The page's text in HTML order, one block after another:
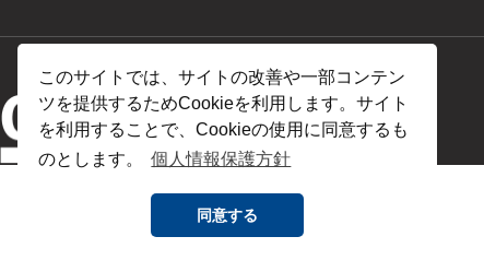
このサイトでは、サイトの改善や一部コンテン
ツを提供するためCookieを利用します。サイト
を利用することで、Cookieの使用に同意するも
のとします。
個人情報保護方針
同意する